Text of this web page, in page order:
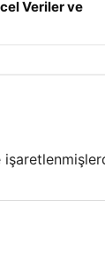
Veriler ve